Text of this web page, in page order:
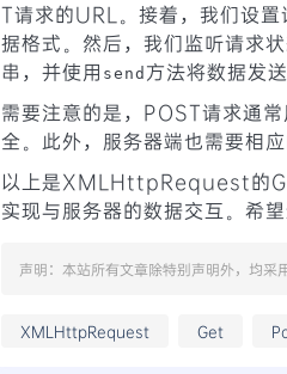
T请求的URL。接着，我们设
据格式。然后，我们监听请求
串，并使用 send 方法将数据发
需要注意的是，POST请求通
全。此外，服务器端也需要相
以上是XMLHttpRequest的
实现与服务器的数据交互。希
声明：本站所有文章除特别声明外，均采
XMLHttpRequest Get